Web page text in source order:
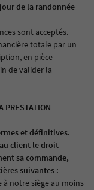
de la randonnée
sont acceptés.
totale par un
en pièce
de valider la
PRESTATION
et définitives.
client le droit
sa commande,
suivantes :
notre siège au moins